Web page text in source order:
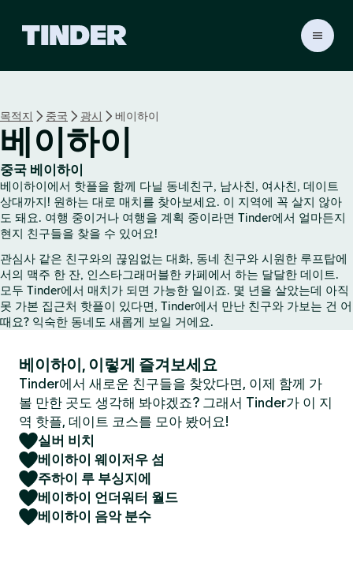
r
목적지 중국 광시 베이하이
베이하이
중국 베이하이
베이하이에서 핫플을 함께 다닐 동네친구, 남사친, 여사친, 데이트
상대까지! 원하는 대로 매치를 찾아보세요. 이 지역에 꼭 살지 않아
도 돼요. 여행 중이거나 여행을 계획 중이라면 Tinder에서 얼마든지
현지 친구들을 찾을 수 있어요!
관심사 같은 친구와의 끊임없는 대화, 동네 친구와 시원한 루프탑에
서의 맥주 한 잔, 인스타그래머블한 카페에서 하는 달달한 데이트.
모두 Tinder에서 매치가 되면 가능한 일이죠. 몇 년을 살았는데 아직
못 가본 집근처 핫플이 있다면, Tinder에서 만난 친구와 가보는 건 어
때요? 익숙한 동네도 새롭게 보일 거에요.
베이하이, 이렇게 즐겨보세요
Tinder에서 새로운 친구들을 찾았다면, 이제 함께 가
볼 만한 곳도 생각해 봐야겠죠? 그래서 Tinder가 이 지
역 핫플, 데이트 코스를 모아 봤어요!
실버 비치
베이하이 웨이저우 섬
주하이 루 부싱지에
베이하이 언더워터 월드
베이하이 음악 분수